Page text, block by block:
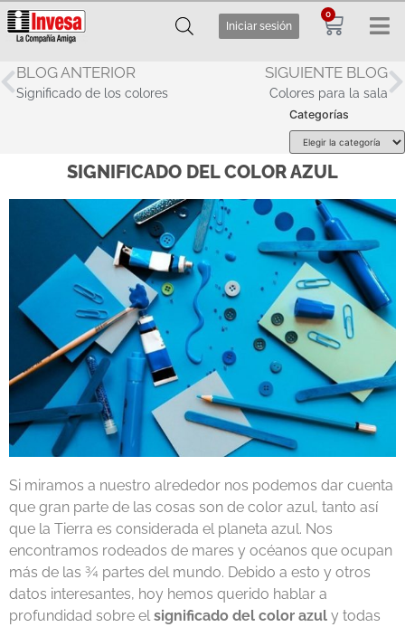
Iniciar sesión
0
BLOG ANTERIOR
Significado de los colores
SIGUIENTE BLOG
Colores para la sala
Categorías
SIGNIFICADO DEL COLOR AZUL
Si miramos a nuestro alrededor nos podemos dar cuenta
que gran parte de las cosas son de color azul, tanto así
que la Tierra es considerada el planeta azul. Nos
encontramos rodeados de mares y océanos que ocupan
más de las ¾ partes del mundo. Debido a esto y otros
datos interesantes, hoy hemos querido hablar a
profundidad sobre el significado del color azul y todas